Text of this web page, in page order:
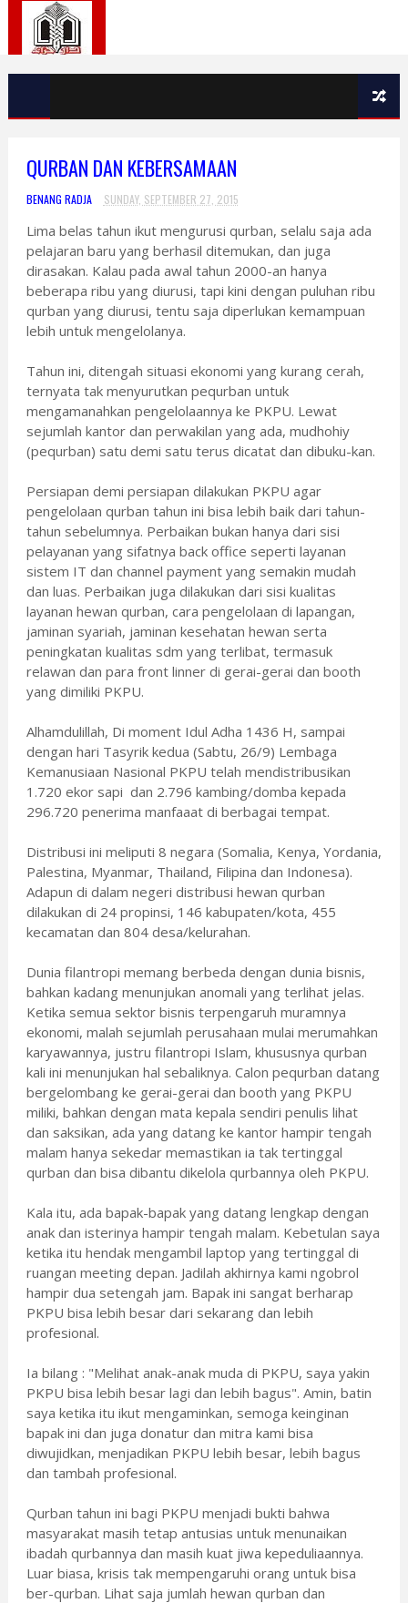
QURBAN DAN KEBERSAMAAN
BENANG RADJA SUNDAY, SEPTEMBER 27, 2015
Lima belas tahun ikut mengurusi qurban, selalu saja ada
pelajaran baru yang berhasil ditemukan, dan juga
dirasakan. Kalau pada awal tahun 2000-an hanya
beberapa ribu yang diurusi, tapi kini dengan puluhan ribu
qurban yang diurusi, tentu saja diperlukan kemampuan
lebih untuk mengelolanya.
Tahun ini, ditengah situasi ekonomi yang kurang cerah,
ternyata tak menyurutkan pequrban untuk
mengamanahkan pengelolaannya ke PKPU. Lewat
sejumlah kantor dan perwakilan yang ada, mudhohiy
(pequrban) satu demi satu terus dicatat dan dibuku-kan.
Persiapan demi persiapan dilakukan PKPU agar
pengelolaan qurban tahun ini bisa lebih baik dari tahun-
tahun sebelumnya. Perbaikan bukan hanya dari sisi
pelayanan yang sifatnya back office seperti layanan
sistem IT dan channel payment yang semakin mudah
dan luas. Perbaikan juga dilakukan dari sisi kualitas
layanan hewan qurban, cara pengelolaan di lapangan,
jaminan syariah, jaminan kesehatan hewan serta
peningkatan kualitas sdm yang terlibat, termasuk
relawan dan para front linner di gerai-gerai dan booth
yang dimiliki PKPU.
Alhamdulillah, Di moment Idul Adha 1436 H, sampai
dengan hari Tasyrik kedua (Sabtu, 26/9) Lembaga
Kemanusiaan Nasional PKPU telah mendistribusikan
1.720 ekor sapi dan 2.796 kambing/domba kepada
296.720 penerima manfaaat di berbagai tempat.
Distribusi ini meliputi 8 negara (Somalia, Kenya, Yordania,
Palestina, Myanmar, Thailand, Filipina dan Indonesa).
Adapun di dalam negeri distribusi hewan qurban
dilakukan di 24 propinsi, 146 kabupaten/kota, 455
kecamatan dan 804 desa/kelurahan.
Dunia filantropi memang berbeda dengan dunia bisnis,
bahkan kadang menunjukan anomali yang terlihat jelas.
Ketika semua sektor bisnis terpengaruh muramnya
ekonomi, malah sejumlah perusahaan mulai merumahkan
karyawannya, justru filantropi Islam, khususnya qurban
kali ini menunjukan hal sebaliknya. Calon pequrban datang
bergelombang ke gerai-gerai dan booth yang PKPU
miliki, bahkan dengan mata kepala sendiri penulis lihat
dan saksikan, ada yang datang ke kantor hampir tengah
malam hanya sekedar memastikan ia tak tertinggal
qurban dan bisa dibantu dikelola qurbannya oleh PKPU.
Kala itu, ada bapak-bapak yang datang lengkap dengan
anak dan isterinya hampir tengah malam. Kebetulan saya
ketika itu hendak mengambil laptop yang tertinggal di
ruangan meeting depan. Jadilah akhirnya kami ngobrol
hampir dua setengah jam. Bapak ini sangat berharap
PKPU bisa lebih besar dari sekarang dan lebih
profesional.
Ia bilang : "Melihat anak-anak muda di PKPU, saya yakin
PKPU bisa lebih besar lagi dan lebih bagus". Amin, batin
saya ketika itu ikut mengaminkan, semoga keinginan
bapak ini dan juga donatur dan mitra kami bisa
diwujidkan, menjadikan PKPU lebih besar, lebih bagus
dan tambah profesional.
Qurban tahun ini bagi PKPU menjadi bukti bahwa
masyarakat masih tetap antusias untuk menunaikan
ibadah qurbannya dan masih kuat jiwa kepeduliaannya.
Luar biasa, krisis tak mempengaruhi orang untuk bisa
ber-qurban. Lihat saja jumlah hewan qurban dan